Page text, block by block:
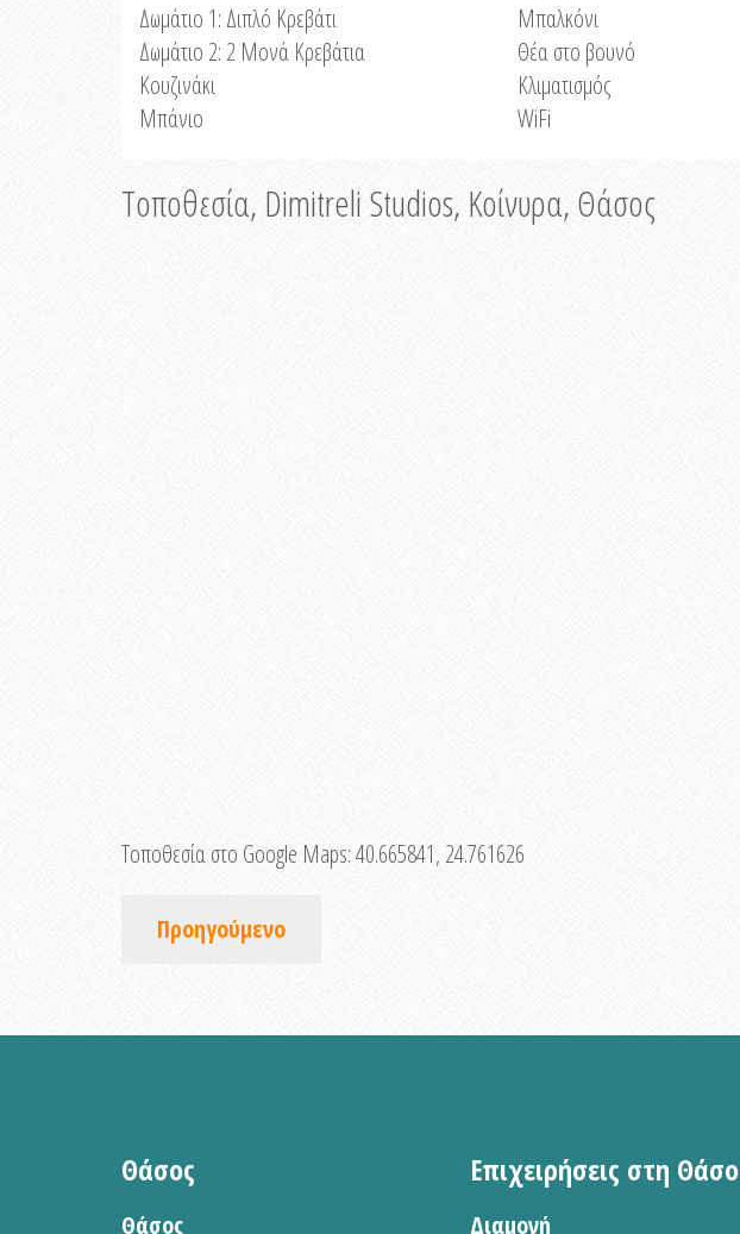
Δωμάτιο 1: Διπλό Κρεβάτι
Δωμάτιο 2: 2 Μονά Κρεβάτια
Κουζινάκι
Μπάνιο
Μπαλκόνι
Θέα στο βουνό
Κλιματισμός
WiFi
Τοποθεσία, Dimitreli Studios, Κοίνυρα, Θάσος
Τοποθεσία στο Google Maps:40.665841, 24.761626
Προηγούμενο
Θάσος
Θάσος
Επιχειρήσεις στη Θάσο
Διαμονή